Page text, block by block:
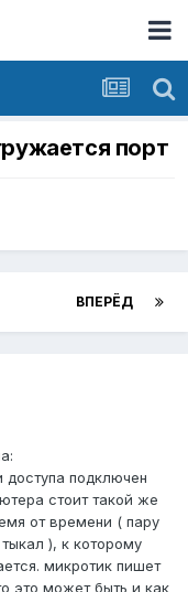
порт
ВПЕРЁД
доступа подключен
стоит такой же
от времени ( пару
), к которому
микротик пишет
это может быть и как